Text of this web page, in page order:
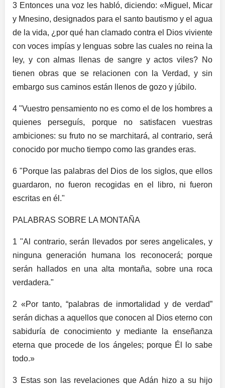
3 Entonces una voz les habló, diciendo: «Miguel, Micar
y Mnesino, designados para el santo bautismo y el agua
de la vida, ¿por qué han clamado contra el Dios viviente
con voces impías y lenguas sobre las cuales no reina la
ley, y con almas llenas de sangre y actos viles? No
tienen obras que se relacionen con la Verdad, y sin
embargo sus caminos están llenos de gozo y júbilo.
4 "Vuestro pensamiento no es como el de los hombres a
quienes perseguís, porque no satisfacen vuestras
ambiciones: su fruto no se marchitará, al contrario, será
conocido por mucho tiempo como las grandes eras.
6 "Porque las palabras del Dios de los siglos, que ellos
guardaron, no fueron recogidas en el libro, ni fueron
escritas en él."
PALABRAS SOBRE LA MONTAÑA
1 "Al contrario, serán llevados por seres angelicales, y
ninguna generación humana los reconocerá; porque
serán hallados en una alta montaña, sobre una roca
verdadera."
2 «Por tanto, “palabras de inmortalidad y de verdad”
serán dichas a aquellos que conocen al Dios eterno con
sabiduría de conocimiento y mediante la enseñanza
eterna que procede de los ángeles; porque Él lo sabe
todo.»
3 Estas son las revelaciones que Adán hizo a su hijo